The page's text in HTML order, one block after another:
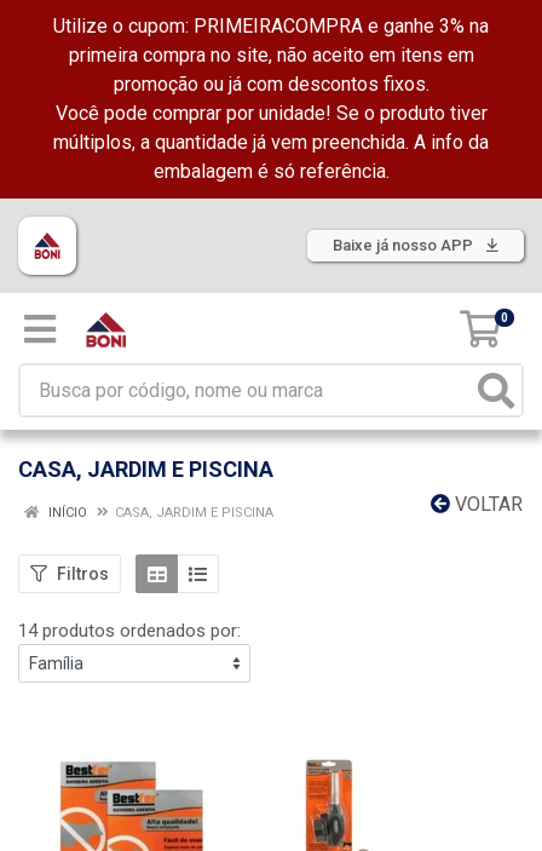
Utilize o cupom: PRIMEIRACOMPRA e ganhe 3% na
primeira compra no site, não aceito em itens em
promoção ou já com descontos fixos.
Você pode comprar por unidade! Se o produto tiver
múltiplos, a quantidade já vem preenchida. A info da
embalagem é só referência.
Baixe já nosso APP
0
CASA, JARDIM E PISCINA
VOLTAR
INÍCIO CASA, JARDIM E PISCINA
Filtros
14 produtos ordenados por: